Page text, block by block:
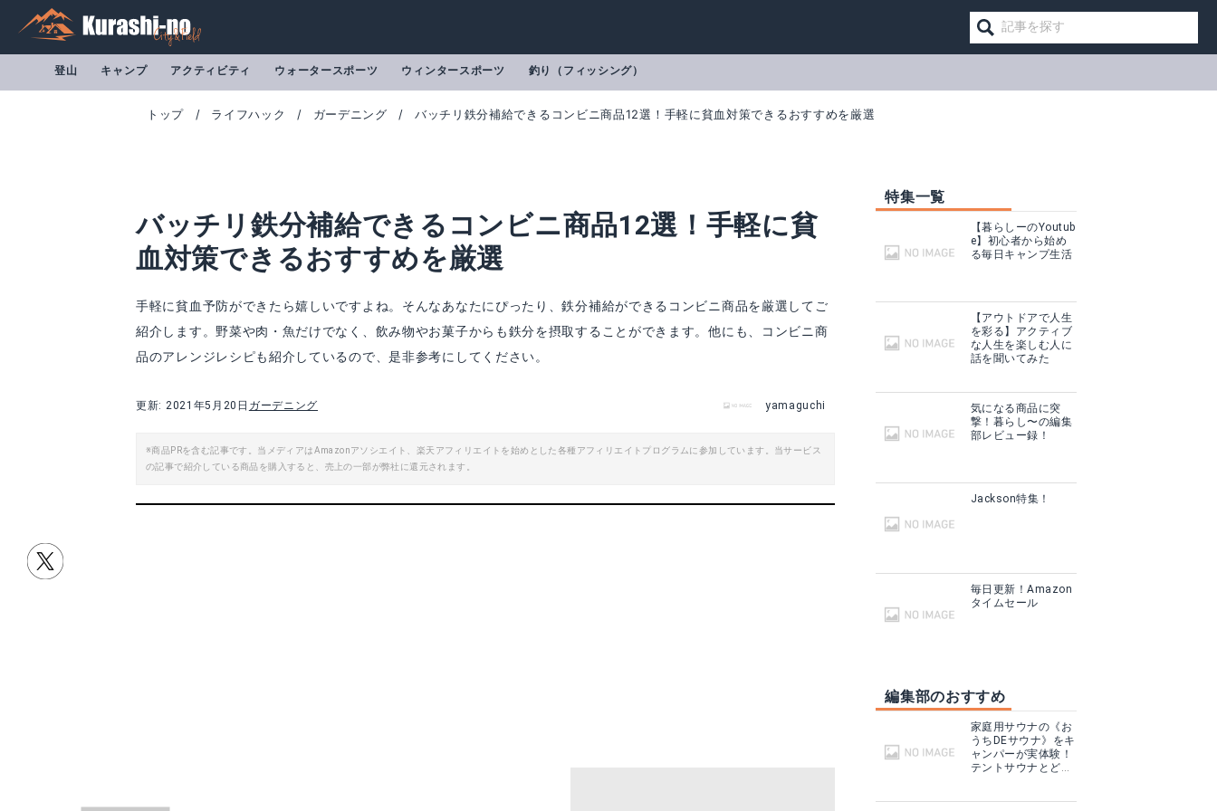
登山 キャンプ アクティビティ ウォータースポーツ ウィンタースポーツ 釣り（フィッシング）
トップ ライフハック ガーデニング バッチリ鉄分補給できるコンビニ商品12選！手軽に貧血対策できるおすすめを厳選
バッチリ鉄分補給できるコンビニ商品12選！手軽に貧
血対策できるおすすめを厳選
手軽に貧血予防ができたら嬉しいですよね。そんなあなたにぴったり、鉄分補給ができるコンビニ商品を厳選してご
紹介します。野菜や肉・魚だけでなく、飲み物やお菓子からも鉄分を摂取することができます。他にも、コンビニ商
品のアレンジレシピも紹介しているので、是非参考にしてください。
更新: 2021年5月20日 ガーデニング yamaguchi
※商品PRを含む記事です。当メディアはAmazonアソシエイト、楽天アフィリエイトを始めとした各種アフィリエイトプログラムに参加しています。当サービス
の記事で紹介している商品を購入すると、売上の一部が弊社に還元されます。
特集一覧
【暮らしーのYoutub
e】初心者から始め
る毎日キャンプ生活
【アウトドアで人生
を彩る】アクティブ
な人生を楽しむ人に
話を聞いてみた
気になる商品に突
撃！暮らし〜の編集
部レビュー録！
Jackson特集！
毎日更新！Amazon
タイムセール
編集部のおすすめ
家庭用サウナの《お
うちDEサウナ》をキ
ャンパーが実体験！
テントサウナとどこ